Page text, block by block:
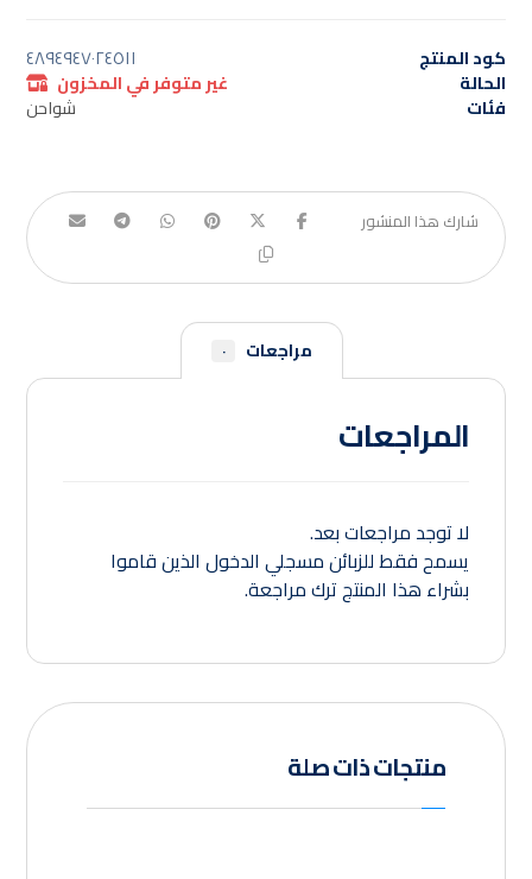
كود المنتج ٤٨٩٤٩٤٧٠٢٤٥١١
الحالة غير متوفر في المخزون
فئات شواحن
مراجعات ٠
المراجعات
لا توجد مراجعات بعد.
يسمح فقط للزبائن مسجلي الدخول الذين قاموا
بشراء هذا المنتج ترك مراجعة.
منتجات ذات صلة